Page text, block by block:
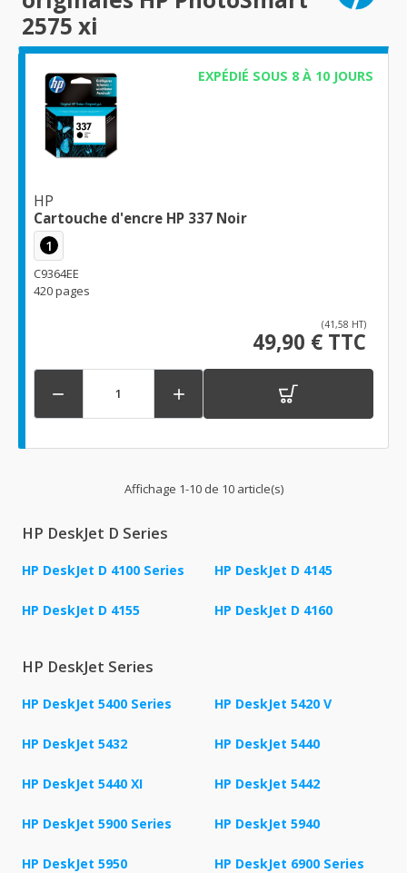
2575 xi
EXPÉDIÉ SOUS 8 À 10 JOURS
HP
Cartouche d'encre HP 337 Noir
1
C9364EE
420 pages
(41,58 HT)
49,90 € TTC
 
Affichage 1-10 de 10 article(s)
HP DeskJet D Series
HP DeskJet D 4100 Series HP DeskJet D 4145
HP DeskJet D 4155 HP DeskJet D 4160
HP DeskJet Series
HP DeskJet 5400 Series HP DeskJet 5420 V
HP DeskJet 5432 HP DeskJet 5440
HP DeskJet 5440 XI HP DeskJet 5442
HP DeskJet 5900 Series HP DeskJet 5940
HP DeskJet 5950 HP DeskJet 6900 Series